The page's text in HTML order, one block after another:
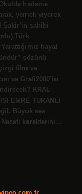
hademe
yemek yiyerek
Şakir’in sahibi
Türk
hayal
sözünü
film ve
ve Grafi2000’in
KRAL
EMRE TURANLI
Büyük ses
Necati karakterini…